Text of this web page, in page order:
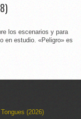
los escenarios y para
en estudio. «Peligro» es
(2026)